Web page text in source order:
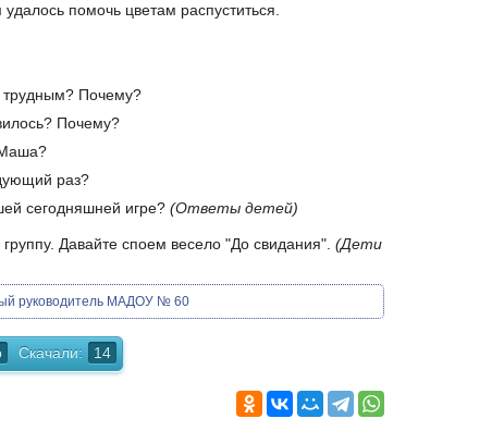
помочь цветам распуститься.
Почему?
Почему?
Маша?
раз?
сегодняшней игре? (Ответы детей)
Давайте споем весело "До свидания". (Дети
руководитель МАДОУ № 60
Скачали: 14